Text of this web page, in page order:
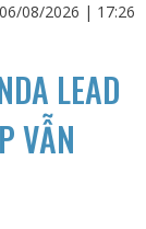
08/2026 | 17:26
LEAD
VẪN